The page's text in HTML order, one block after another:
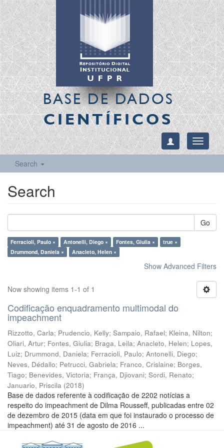
BASE DE DADOS
CIENTÍFICOS
Toggle
Search
Search
Go
Ferracioli, Paulo × Antonelli, Diego × Fontes, Giulia ×
true ×
Drummond, Daniela ×
Anacleto, Helen ×
Show Advanced Filters
Now showing items 1-1 of 1
Codificação enquadramento multimodal do
impeachment
Rizzotto, Carla; Prudencio, Kelly; Sampaio, Rafael; Kleina, Nilton;
Oliari, Artur; Fontes, Giulia; Braga, Leila; Anacleto, Helen; Lopes,
Luiz; Drummond, Daniela; Ferracioli, Paulo; Antonelli, Diego;
Neves, Dédallo; Petrucci, Gabriela; Franco, Crislaine; Borges,
Tiago; Benevides, Victoria; França, Djiovani; Sordi, Renato;
Januario, Priscila (2018)
Base de dados referente à codificação de 2202 notícias a
respeito do impeachment de Dilma Rousseff, publicadas entre 02
de dezembro de 2015 (data em que foi instaurado o processo de
impeachment) até 31 de agosto de 2016 ...